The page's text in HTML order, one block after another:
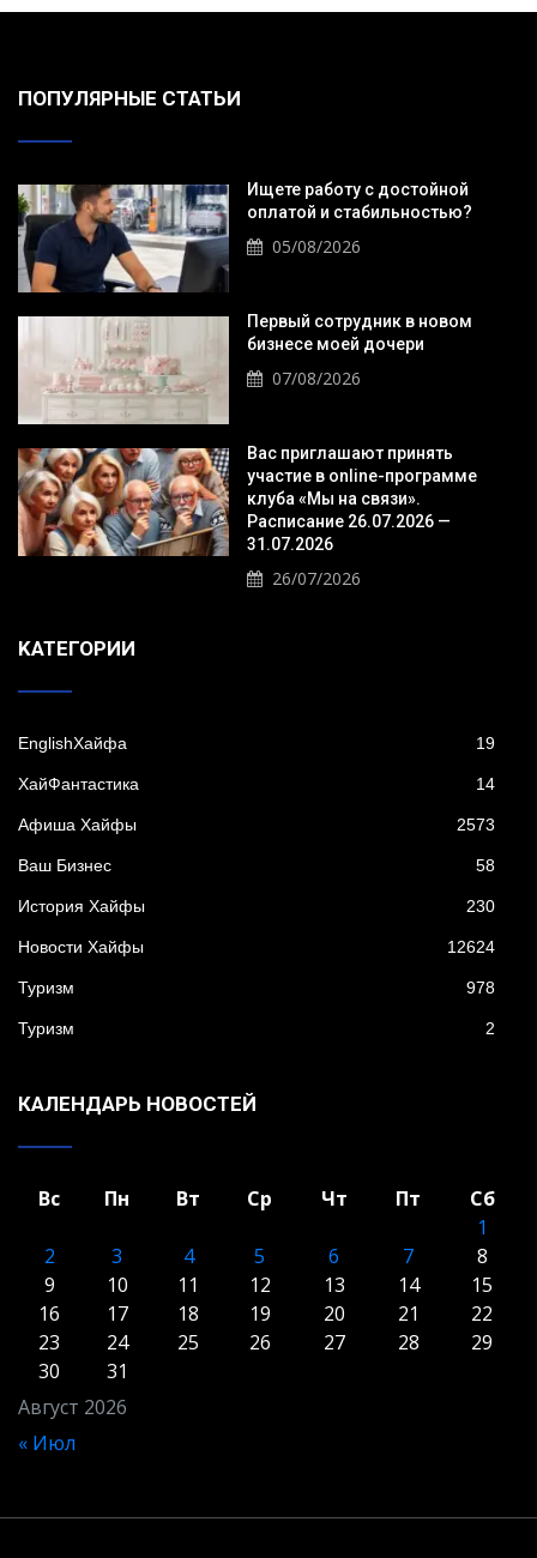
ПОПУЛЯРНЫЕ СТАТЬИ
Ищете работу с достойной
оплатой и стабильностью?
05/08/2026
Первый сотрудник в новом
бизнесе моей дочери
07/08/2026
Вас приглашают принять
участие в online-программе
клуба «Мы на связи».
Расписание 26.07.2026 —
31.07.2026
26/07/2026
KАТЕГОРИИ
EnglishХайфа 19
XайФантастика 14
Афиша Хайфы 2573
Ваш Бизнес 58
История Хайфы 230
Новости Хайфы 12624
Туризм 978
Туризм 2
КАЛЕНДАРЬ НОВОСТЕЙ
Август 2026
Вс Пн Вт Ср Чт Пт
Сб
1
2
3 4 5 6 7
8
9
10 11 12 13 14
15
16
17 18 19 20 21
22
23
24 25 26 27 28
29
30
31
« Июл